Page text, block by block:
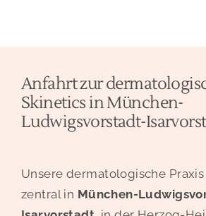
Anfahrt zur
Skinetics in München-
Ludwigsvorstadt-
Unsere dermatologische
zentral in München-